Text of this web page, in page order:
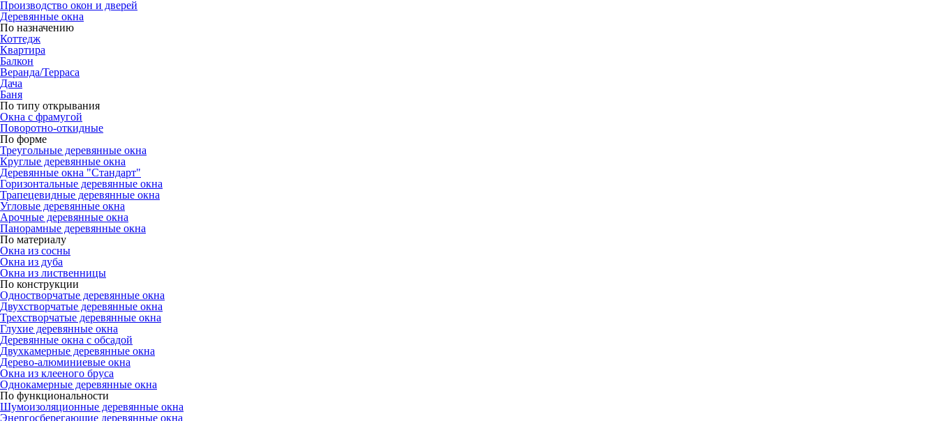
Производство окон и дверей
Деревянные окна
По назначению
Коттедж
Квартира
Балкон
Веранда/Терраса
Дача
Баня
По типу открывания
Окна с фрамугой
Поворотно-откидные
По форме
Треугольные деревянные окна
Круглые деревянные окна
Деревянные окна "Стандарт"
Горизонтальные деревянные окна
Трапецевидные деревянные окна
Угловые деревянные окна
Арочные деревянные окна
Панорамные деревянные окна
По материалу
Окна из сосны
Окна из дуба
Окна из лиственницы
По конструкции
Одностворчатые деревянные окна
Двухстворчатые деревянные окна
Трехстворчатые деревянные окна
Глухие деревянные окна
Деревянные окна с обсадой
Двухкамерные деревянные окна
Дерево-алюминиевые окна
Окна из клееного бруса
Однокамерные деревянные окна
По функциональности
Шумоизоляционные деревянные окна
Энергосберегающие деревянные окна